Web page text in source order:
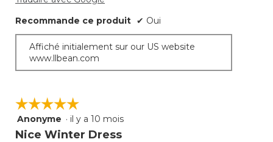
Recommande ce produit ✔ Oui
Affiché initialement sur our US website
www.llbean.com
☆☆☆☆☆
☆☆☆☆☆
5
étoile(s)
Anonyme · il y a 10 mois
Nice Winter Dress